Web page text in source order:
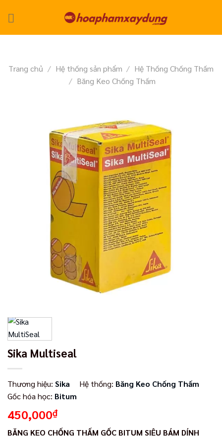
Trang chủ / Hệ thống sản phẩm / Hệ Thống Chống Thấm
/ Băng Keo Chống Thấm
Sika Multiseal
Thương hiệu: Sika Hệ thống: Băng Keo Chống Thấm
Gốc hóa học: Bitum
450,000₫
BĂNG KEO CHỐNG THẤM GỐC BITUM SIÊU BÁM DÍNH